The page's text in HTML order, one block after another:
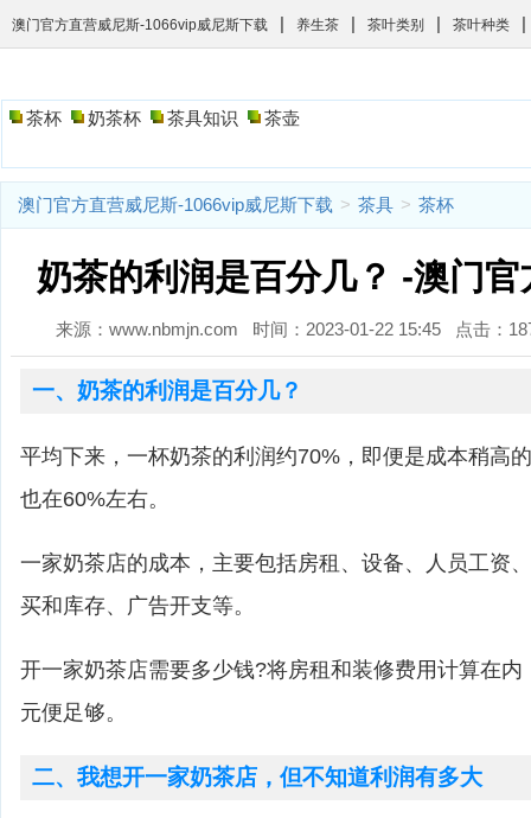
澳门官方直营威尼斯-1066vip威尼斯下载 | 养生茶 | 茶叶类别 | 茶叶种类 |
茶杯 奶茶杯 茶具知识 茶壶
澳门官方直营威尼斯-1066vip威尼斯下载 > 茶具 > 茶杯
奶茶的利润是百分几？ -澳门
来源：www.nbmjn.com 时间：2023-01-22 15:45 点击：
一、奶茶的利润是百分几？
平均下来，一杯奶茶的利润约70%，即便是成本稍高
也在60%左右。
一家奶茶店的成本，主要包括房租、设备、人员工资
买和库存、广告开支等。
开一家奶茶店需要多少钱?将房租和装修费用计算在
元便足够。
二、我想开一家奶茶店，但不知道利润有多大